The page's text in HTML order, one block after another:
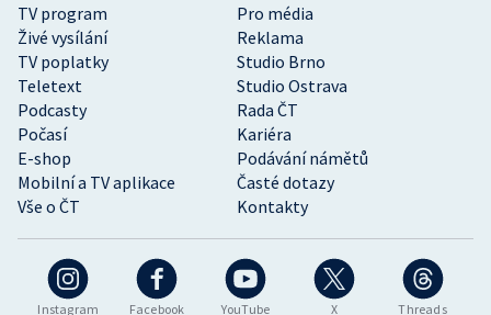
Instagram Facebook YouTube X Threads
TV program
Pro média
Živé vysílání
Reklama
TV poplatky
Studio Brno
Teletext
Studio Ostrava
Podcasty
Rada ČT
Počasí
Kariéra
E-shop
Podávání námětů
Mobilní a TV aplikace
Časté dotazy
Vše o ČT
Kontakty